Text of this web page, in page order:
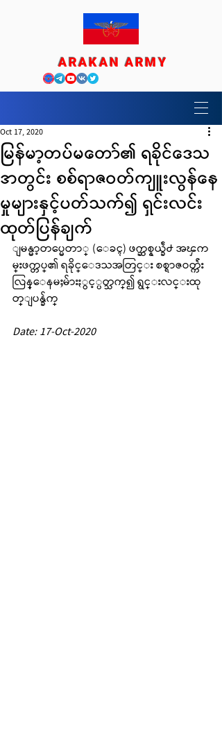
ARAKAN ARMY
မြန်မာ့တပ်မတော်၏ ရခိုင်ဒေသ
အတွင်း စစ်ရာဇဝတ်ကျူးလွန်နေ
မှုများနှင့်ပတ်သက်၍ ရှင်းလင်း
ထုတ်ပြန်ချက်
Oct 17, 2020
ျမန္မာ့တပ္မေတာ္ (ေခၚ) ဖက္ဆစ္နယ္ခ်ဲ႕ အၾက
မ္းဖက္တပ္၏ ရခိုင္ေဒသအတြင္း စစ္ရာဇဝတ္က်ဴး
လြန္ေနမႈမ်ားႏွင့္ပတ္သက္၍ ရွင္းလင္းထု
တ္ျပန္ခ်က္
Date: 17-Oct-2020